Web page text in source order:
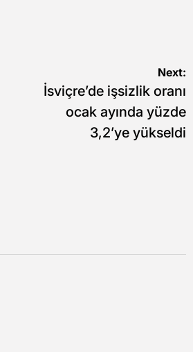
Next:
İsviçre’de işsizlik oranı
ocak ayında yüzde
3,2’ye yükseldi